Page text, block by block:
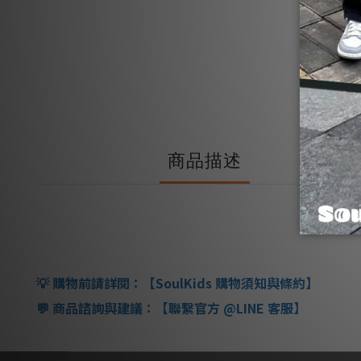
商品描述
💡 購物前請詳閱：【SoulKids 購物須知與條約】
💬 商品諮詢與建議：【聯繫官方 @LINE 客服】